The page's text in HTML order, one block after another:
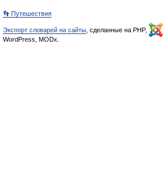
👣 Путешествия
Экспорт словарей на сайты , сделанные на PHP,
WordPress, MODx.